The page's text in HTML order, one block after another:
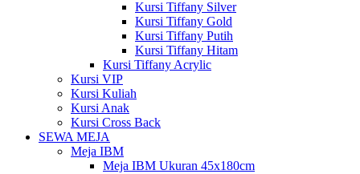
Kursi Tiffany Silver
Kursi Tiffany Gold
Kursi Tiffany Putih
Kursi Tiffany Hitam
Kursi Tiffany Acrylic
Kursi VIP
Kursi Kuliah
Kursi Anak
Kursi Cross Back
SEWA MEJA
Meja IBM
Meja IBM Ukuran 45x180cm